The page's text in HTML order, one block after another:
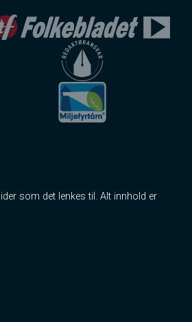
som det lenkes til. Alt innhold er